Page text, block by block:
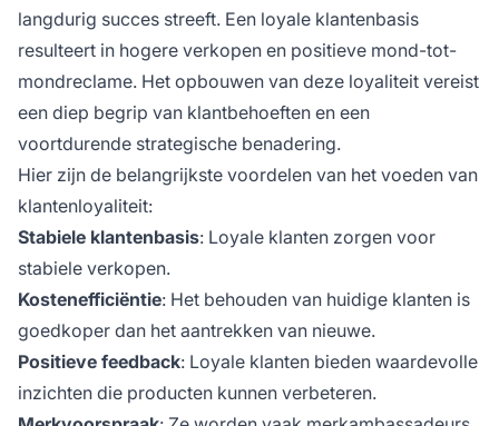
langdurig succes streeft. Een loyale klantenbasis
resulteert in hogere verkopen en positieve mond-tot-
mondreclame. Het opbouwen van deze loyaliteit vereist
een diep begrip van klantbehoeften en een
voortdurende strategische benadering.
Hier zijn de belangrijkste voordelen van het voeden van
klantenloyaliteit:
Stabiele klantenbasis: Loyale klanten zorgen voor
stabiele verkopen.
Kostenefficiëntie: Het behouden van huidige klanten is
goedkoper dan het aantrekken van nieuwe.
Positieve feedback: Loyale klanten bieden waardevolle
inzichten die producten kunnen verbeteren.